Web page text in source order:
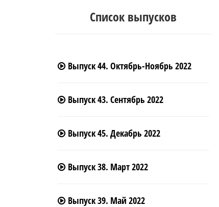
Список выпусков
Выпуск 44. Октябрь-Ноябрь 2022
Выпуск 43. Сентябрь 2022
Выпуск 45. Декабрь 2022
Выпуск 38. Март 2022
Выпуск 39. Май 2022